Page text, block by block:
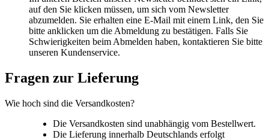
auf den Sie klicken müssen, um sich vom Newsletter
abzumelden. Sie erhalten eine E-Mail mit einem Link, den Sie
bitte anklicken um die Abmeldung zu bestätigen. Falls Sie
Schwierigkeiten beim Abmelden haben, kontaktieren Sie bitte
unseren Kundenservice.
Fragen zur Lieferung
Wie hoch sind die Versandkosten?
Die Versandkosten sind unabhängig vom Bestellwert.
Die Lieferung innerhalb Deutschlands erfolgt